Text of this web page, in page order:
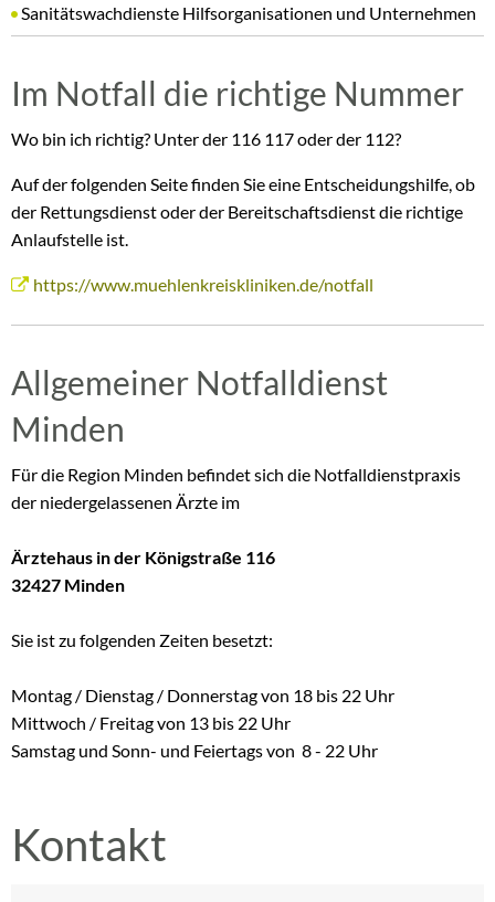
Sanitätswachdienste Hilfsorganisationen und Unternehmen
Im Notfall die richtige Nummer
Wo bin ich richtig? Unter der 116 117 oder der 112?
Auf der folgenden Seite finden Sie eine Entscheidungshilfe, ob
der Rettungsdienst oder der Bereitschaftsdienst die richtige
Anlaufstelle ist.
https://www.muehlenkreiskliniken.de/notfall
Allgemeiner Notfalldienst
Minden
Für die Region Minden befindet sich die Notfalldienstpraxis
der niedergelassenen Ärzte im
Ärztehaus in der Königstraße 116
32427 Minden
Sie ist zu folgenden Zeiten besetzt:
Montag / Dienstag / Donnerstag von 18 bis 22 Uhr
Mittwoch / Freitag von 13 bis 22 Uhr
Samstag und Sonn- und Feiertags von 8 - 22 Uhr
Kontakt